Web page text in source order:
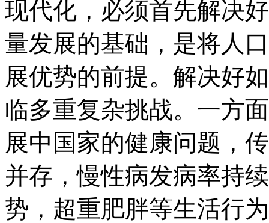
现代化，必须首先解决
量发展的基础，是将人
展优势的前提。解决好
临多重复杂挑战。一方
展中国家的健康问题，
并存，慢性病发病率持
势，超重肥胖等生活行